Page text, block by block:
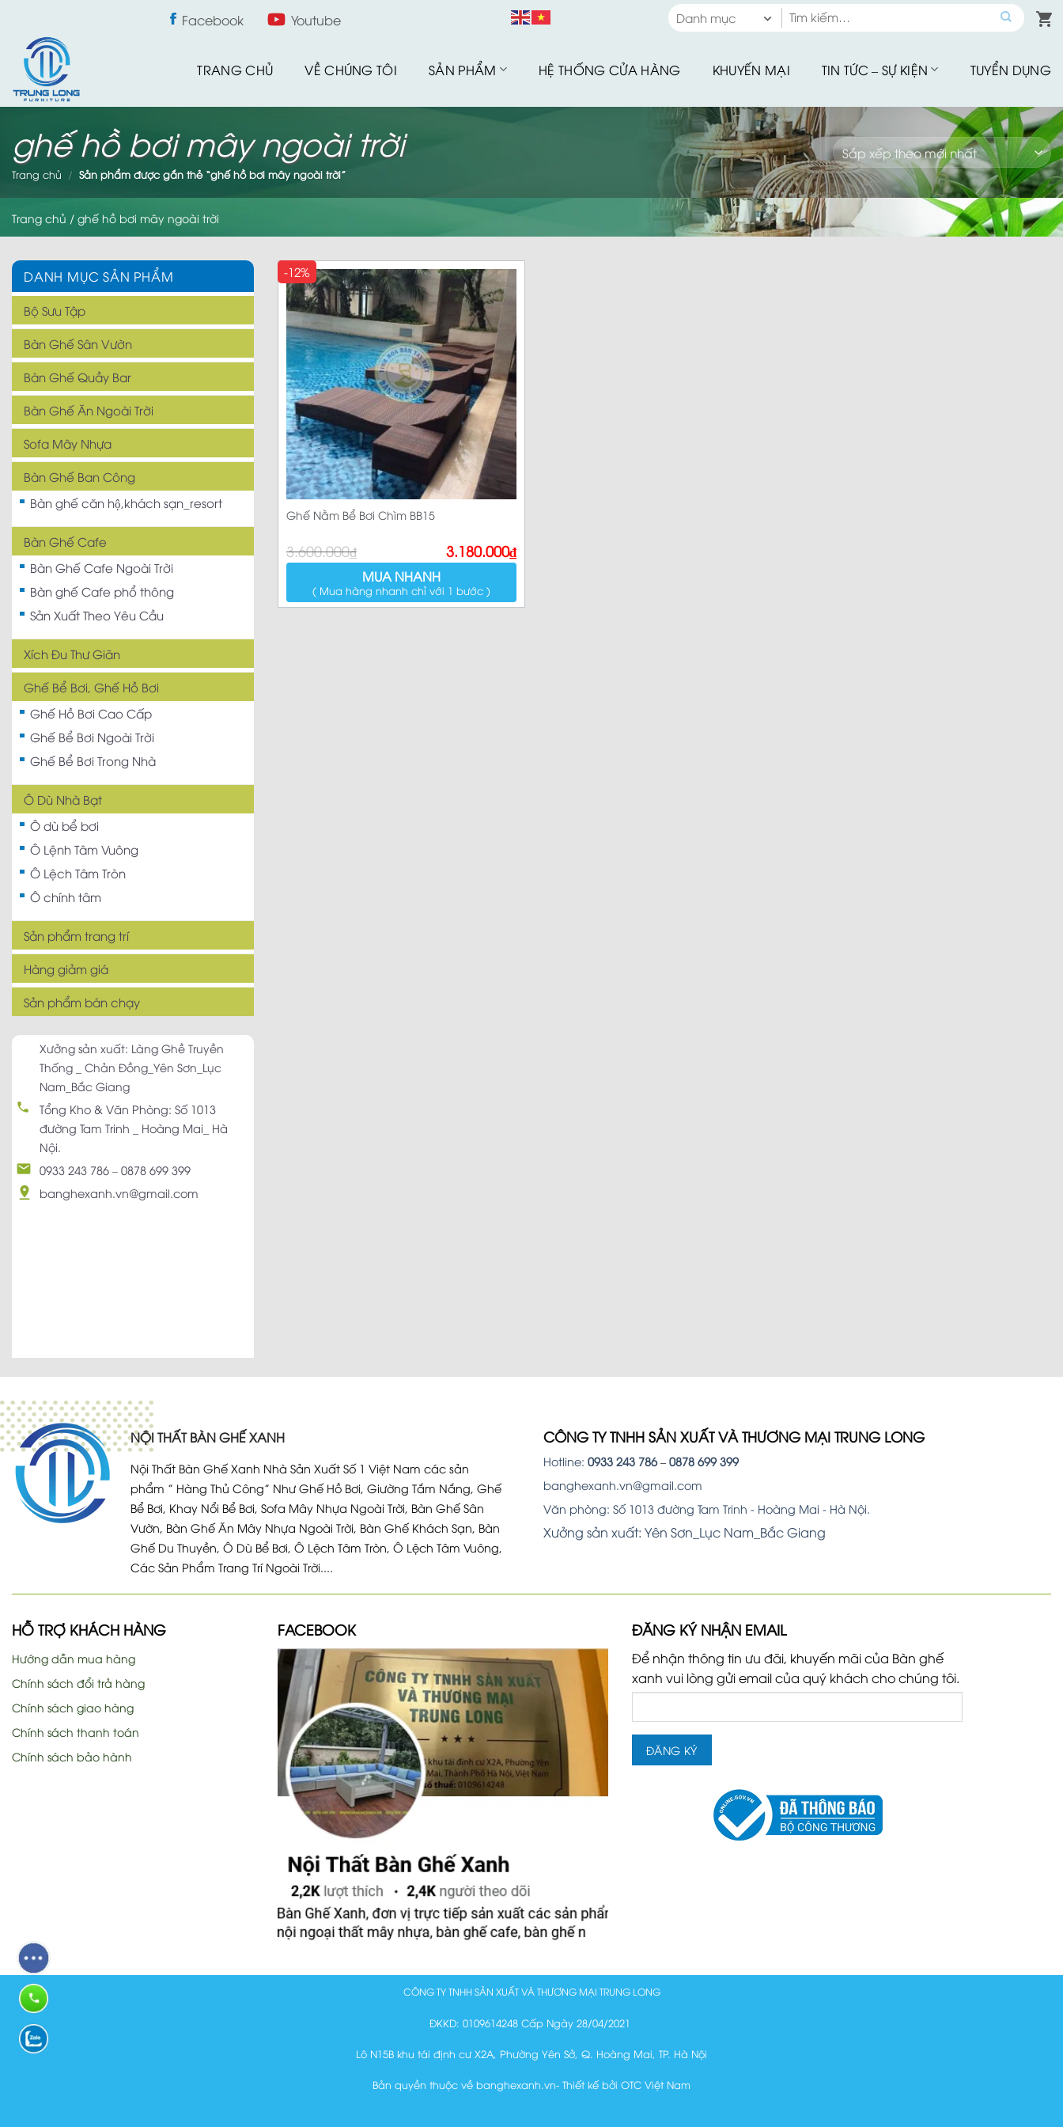
content
Facebook Youtube Danh mục
Bàn Ghế Quầy Bar
Bàn Ghế Sân Vườn
Bộ Sưu Tập
Bàn Ghế Ăn Ngoài Trời
Sofa Mây Nhựa
Bàn Ghế Ban Công
Bàn Ghế Cafe
Tìm
kiếm:
TRANG CHỦ VỀ CHÚNG TÔI SẢN PHẨM HỆ THỐNG CỬA HÀNG KHUYẾN MẠI TIN TỨC – SỰ KIỆN TUYỂN DỤNG
ghế hồ bơi mây ngoài trời
Trang chủ / Sản phẩm được gắn thẻ “ghế hồ bơi mây ngoài trời”
Trang chủ / ghế hồ bơi mây ngoài trời
DANH MỤC SẢN PHẨM
Bộ Sưu Tập
Bàn Ghế Sân Vườn
Bàn Ghế Quầy Bar
Bàn Ghế Ăn Ngoài Trời
Sofa Mây Nhựa
Bàn Ghế Ban Công
Bàn ghế căn hộ,khách sạn_resort
Bàn Ghế Cafe
Bàn Ghế Cafe Ngoài Trời
Bàn ghế Cafe phổ thông
Sản Xuất Theo Yêu Cầu
Xích Đu Thư Giãn
Ghế Bể Bơi, Ghế Hồ Bơi
Ghế Hồ Bơi Cao Cấp
Ghế Bể Bơi Ngoài Trời
Ghế Bể Bơi Trong Nhà
Ô Dù Nhà Bạt
Ô dù bể bơi
Ô Lệnh Tâm Vuông
Ô Lệch Tâm Tròn
Ô chính tâm
Sản phẩm trang trí
Hàng giảm giá
Sản phẩm bán chạy
Xưởng sản xuất: Làng Ghề Truyền
Thống _ Chản Đồng_Yên Sơn_Lục
Nam_Bắc Giang
Tổng Kho & Văn Phòng: Số 1013
đường Tam Trinh _ Hoàng Mai_ Hà
Nội.
0933 243 786 – 0878 699 399
banghexanh.vn@gmail.com
-12%
Ghế Nằm Bể Bơi Chìm BB15
3.600.000₫
Giá
gốc
là:
3.180.000₫
Giá
hiện
tại
3.180.000₫.
MUA NHANH
( Mua hàng nhanh chỉ với 1 bước )
NỘI THẤT BÀN GHẾ XANH
Nội Thất Bàn Ghế Xanh Nhà Sản Xuất Số 1 Việt Nam các sản
phẩm ” Hàng Thủ Công” Như Ghế Hồ Bơi, Giường Tắm Nắng, Ghế
Bể Bơi, Khay Nổi Bể Bơi, Sofa Mây Nhựa Ngoài Trời, Bàn Ghế Sân
Vườn, Bàn Ghế Ăn Mây Nhựa Ngoài Trời, Bàn Ghế Khách Sạn, Bàn
Ghế Du Thuyền, Ô Dù Bể Bơi, Ô Lệch Tâm Tròn, Ô Lệch Tâm Vuông,
Các Sản Phẩm Trang Trí Ngoài Trời....
CÔNG TY TNHH SẢN XUẤT VÀ THƯƠNG MẠI TRUNG LONG
Hotline: 0933 243 786– 0878 699 399
banghexanh.vn@gmail.com
Văn phòng: Số 1013 đường Tam Trinh - Hoàng Mai - Hà Nội.
Xưởng sản xuất: Yên Sơn_Lục Nam_Bắc Giang
HỖ TRỢ KHÁCH HÀNG
Hướng dẫn mua hàng
Chính sách đổi trả hàng
Chính sách giao hàng
Chính sách thanh toán
Chính sách bảo hành
FACEBOOK ĐĂNG KÝ NHẬN EMAIL
Để nhận thông tin ưu đãi, khuyến mãi của Bàn ghế
xanh vui lòng gửi email của quý khách cho chúng tôi.
CÔNG TY TNHH SẢN XUẤT VÀ THƯƠNG MẠI TRUNG LONG
ĐKKD: 0109614248 Cấp Ngày 28/04/2021
Lô N15B khu tái định cư X2A, Phường Yên Sở, Q. Hoàng Mai, TP. Hà Nội
Bản quyền thuộc về banghexanh.vn- Thiết kế bởi OTC Việt Nam